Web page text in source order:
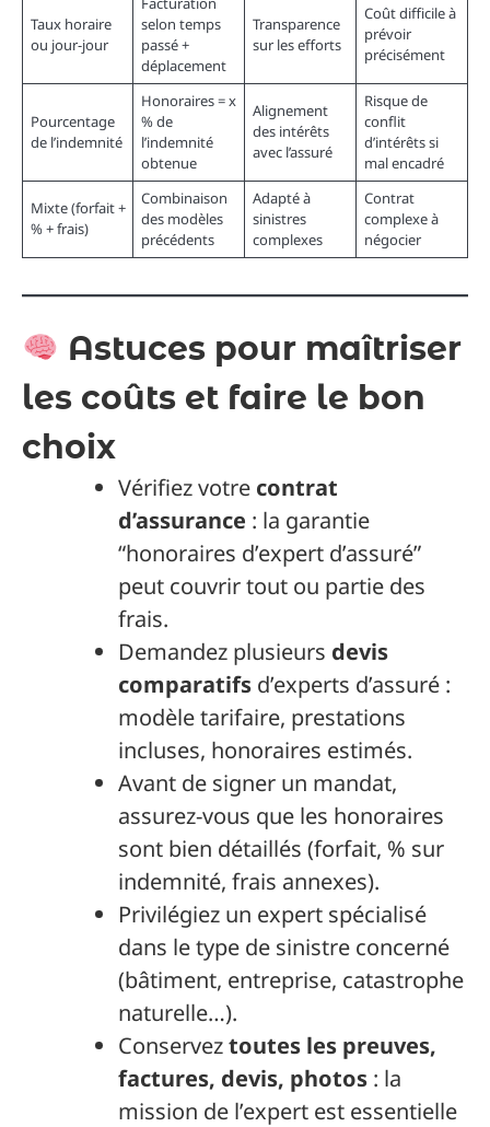
Taux horaire
ou jour-jour
selon temps
passé +
déplacement
Transparence
sur les efforts
Coût difficile à
prévoir
précisément
Pourcentage
de l’indemnité
Honoraires = x
% de
l’indemnité
obtenue
Alignement
des intérêts
avec l’assuré
Risque de
conflit
d’intérêts si
mal encadré
Mixte (forfait +
% + frais)
Combinaison
des modèles
précédents
Adapté à
sinistres
complexes
Contrat
complexe à
négocier
Astuces pour maîtriser
les coûts et faire le bon
choix
Vérifiez votre contrat
d’assurance : la garantie
“honoraires d’expert d’assuré”
peut couvrir tout ou partie des
frais.
Demandez plusieurs devis
comparatifs d’experts d’assuré :
modèle tarifaire, prestations
incluses, honoraires estimés.
Avant de signer un mandat,
assurez-vous que les honoraires
sont bien détaillés (forfait, % sur
indemnité, frais annexes).
Privilégiez un expert spécialisé
dans le type de sinistre concerné
(bâtiment, entreprise, catastrophe
naturelle…).
Conserveztoutes les preuves,
factures, devis, photos : la
mission de l’expert est essentielle